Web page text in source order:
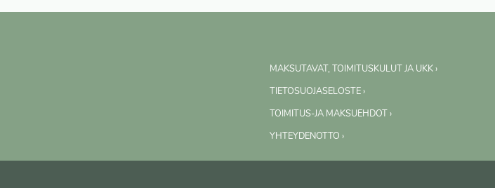
MAKSUTAVAT, TOIMITUSKULUT JA UKK ›
TIETOSUOJASELOSTE ›
TOIMITUS-JA MAKSUEHDOT ›
YHTEYDENOTTO ›